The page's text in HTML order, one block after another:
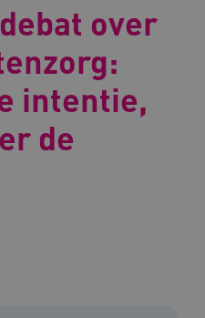
over
intentie,
de